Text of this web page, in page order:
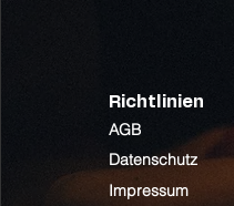
Richtlinien
AGB
Datenschutz
Impressum